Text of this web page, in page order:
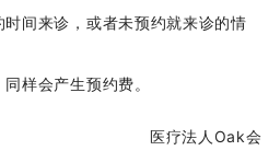
间来诊，或者未预约就来诊的情
样会产生预约费。
医疗法人Oak会